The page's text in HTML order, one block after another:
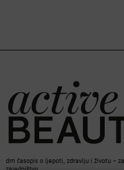
dm časopis o ljepoti, zdravlju i životu –